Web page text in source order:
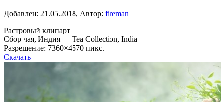
Добавлен: 21.05.2018, Автор: fireman
Растровый клипарт
Сбор чая, Индия — Tea Collection, India
Разрешение: 7360×4570 пикс.
Скачать